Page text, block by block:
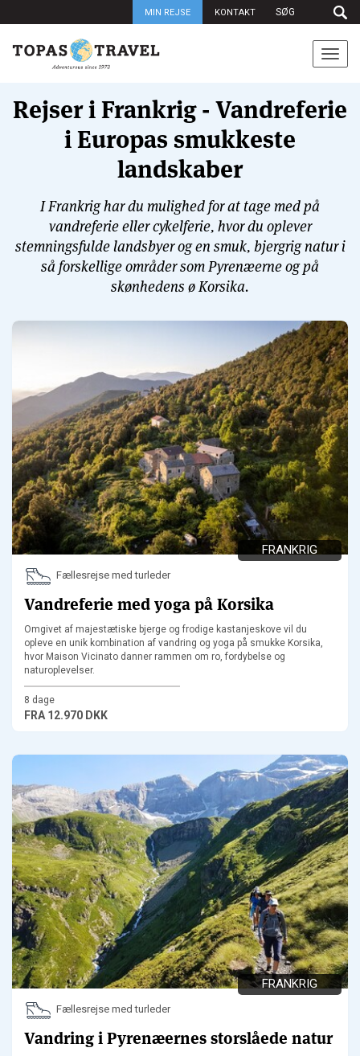
MIN REJSE KONTAKT
Rejser i Frankrig - Vandreferie
i Europas smukkeste
landskaber
I Frankrig har du mulighed for at tage med på
vandreferie eller cykelferie, hvor du oplever
stemningsfulde landsbyer og en smuk, bjergrig natur i
så forskellige områder som Pyrenæerne og på
skønhedens ø Korsika.
FRANKRIG
Fællesrejse med turleder
Vandreferie med yoga på Korsika
Omgivet af majestætiske bjerge og frodige kastanjeskove vil du
opleve en unik kombination af vandring og yoga på smukke Korsika,
hvor Maison Vicinato danner rammen om ro, fordybelse og
naturoplevelser.
8 dage
FRA 12.970 DKK
FRANKRIG
Fællesrejse med turleder
Vandring i Pyrenæernes storslåede natur